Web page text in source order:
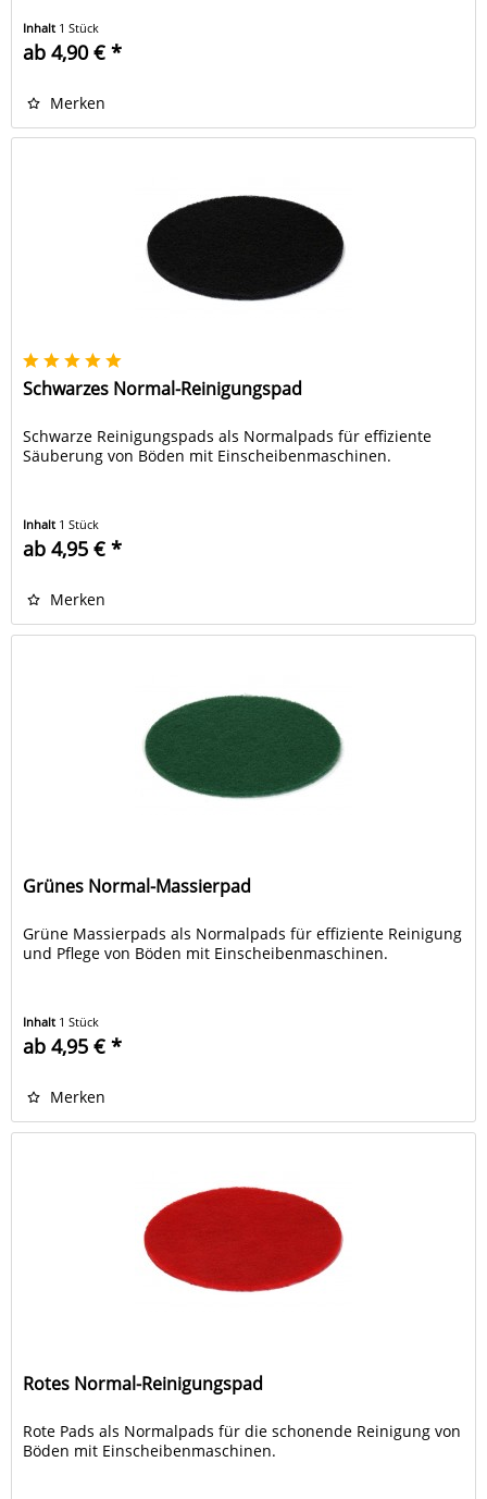
Inhalt 1 Stück
ab 4,90 € *
Merken
Schwarzes Normal-Reinigungspad
Schwarze Reinigungspads als Normalpads für effiziente
Säuberung von Böden mit Einscheibenmaschinen.
Inhalt 1 Stück
ab 4,95 € *
Merken
Grünes Normal-Massierpad
Grüne Massierpads als Normalpads für effiziente Reinigung
und Pflege von Böden mit Einscheibenmaschinen.
Inhalt 1 Stück
ab 4,95 € *
Merken
Rotes Normal-Reinigungspad
Rote Pads als Normalpads für die schonende Reinigung von
Böden mit Einscheibenmaschinen.